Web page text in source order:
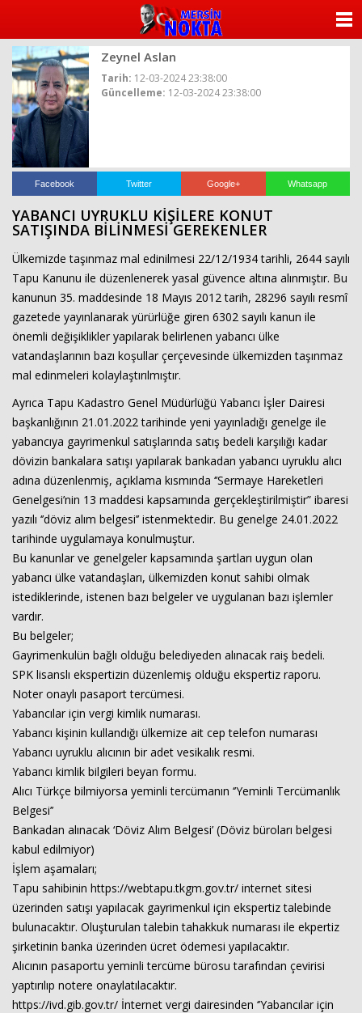
Zeynel Aslan
Tarih: 12-03-2024 23:38:00
Güncelleme: 12-03-2024 23:38:00
Facebook Twitter Google+ Whatsapp
YABANCI UYRUKLU KİŞİLERE KONUT
SATIŞINDA BİLİNMESİ GEREKENLER
Ülkemizde taşınmaz mal edinilmesi 22/12/1934 tarihli, 2644 sayılı
Tapu Kanunu ile düzenlenerek yasal güvence altına alınmıştır. Bu
kanunun 35. maddesinde 18 Mayıs 2012 tarih, 28296 sayılı resmî
gazetede yayınlanarak yürürlüğe giren 6302 sayılı kanun ile
önemli değişiklikler yapılarak belirlenen yabancı ülke
vatandaşlarının bazı koşullar çerçevesinde ülkemizden taşınmaz
mal edinmeleri kolaylaştırılmıştır.
Ayrıca Tapu Kadastro Genel Müdürlüğü Yabancı İşler Dairesi
başkanlığının 21.01.2022 tarihinde yeni yayınladığı genelge ile
yabancıya gayrimenkul satışlarında satış bedeli karşılığı kadar
dövizin bankalara satışı yapılarak bankadan yabancı uyruklu alıcı
adına düzenlenmiş, açıklama kısmında ‘’Sermaye Hareketleri
Genelgesi’nin 13 maddesi kapsamında gerçekleştirilmiştir” ibaresi
yazılı ‘’döviz alım belgesi’’ istenmektedir. Bu genelge 24.01.2022
tarihinde uygulamaya konulmuştur.
Bu kanunlar ve genelgeler kapsamında şartları uygun olan
yabancı ülke vatandaşları, ülkemizden konut sahibi olmak
istediklerinde, istenen bazı belgeler ve uygulanan bazı işlemler
vardır.
Bu belgeler;
Gayrimenkulün bağlı olduğu belediyeden alınacak raiş bedeli.
SPK lisanslı ekspertizin düzenlemiş olduğu ekspertiz raporu.
Noter onaylı pasaport tercümesi.
Yabancılar için vergi kimlik numarası.
Yabancı kişinin kullandığı ülkemize ait cep telefon numarası
Yabancı uyruklu alıcının bir adet vesikalık resmi.
Yabancı kimlik bilgileri beyan formu.
Alıcı Türkçe bilmiyorsa yeminli tercümanın ‘’Yeminli Tercümanlık
Belgesi’’
Bankadan alınacak ‘Döviz Alım Belgesi’ (Döviz büroları belgesi
kabul edilmiyor)
İşlem aşamaları;
Tapu sahibinin https://webtapu.tkgm.gov.tr/ internet sitesi
üzerinden satışı yapılacak gayrimenkul için ekspertiz talebinde
bulunacaktır. Oluşturulan talebin tahakkuk numarası ile ekpertiz
şirketinin banka üzerinden ücret ödemesi yapılacaktır.
Alıcının pasaportu yeminli tercüme bürosu tarafından çevirisi
yaptırılıp notere onaylatılacaktır.
https://ivd.gib.gov.tr/ İnternet vergi dairesinden ‘’Yabancılar için
YAZARLAR
VİDEO GALERİ
KÜNYE
İLETİŞİM